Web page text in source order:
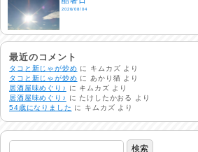
2026/08/04
明日で一週間
2026/08/03
熱中症注意
2026/08/02
非常時には…
2026/08/01
最近のコメント
タコと新じゃが炒め に キムカズ より
タコと新じゃが炒め にあかり猫 より
居酒屋味めぐり♪
に キムカズ より
居酒屋味めぐり♪
にたけしたかおる
より
54歳になりました に キムカズ より